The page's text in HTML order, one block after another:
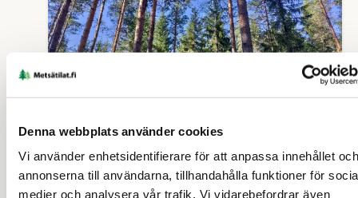
Denna webbplats använder cookies
Vi använder enhetsidentifierare för att anpassa innehållet och
annonserna till användarna, tillhandahålla funktioner för
medier och analysera vår trafik. Vi vidarebefordrar även
SKOGSFASTIGHET (OUTBRUTET OMRÅDE)
Mäkelä 483-403-15-86